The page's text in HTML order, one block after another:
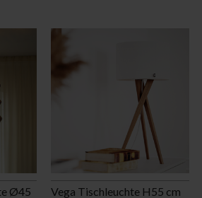
Ø45
Vega Tischleuchte H55 cm